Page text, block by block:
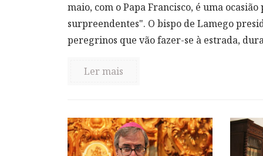
maio, com o Papa Francisco, é uma
surpreendentes". O bispo de Lamego
peregrinos que vão fazer-se à estrada,
Ler mais